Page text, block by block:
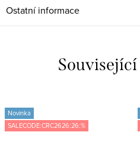
Ostatní informace
Novinka
SALECODE:CRC2626:26:%